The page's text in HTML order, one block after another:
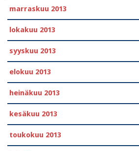
marraskuu 2013
lokakuu 2013
syyskuu 2013
elokuu 2013
heinäkuu 2013
kesäkuu 2013
toukokuu 2013